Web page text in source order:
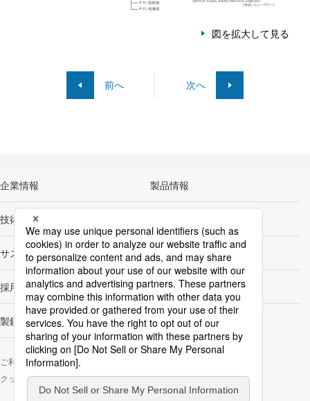
図を拡大して見る
前へ 次へ
企業情報 製品情報
技術開発
サステナビリティ 株主・投資家情報
採用情報 Newsroom
製鉄所一覧
ご利用にあたってソーシャルメディアポリシー
クッキー使用についてお問い合わせサイトマップ